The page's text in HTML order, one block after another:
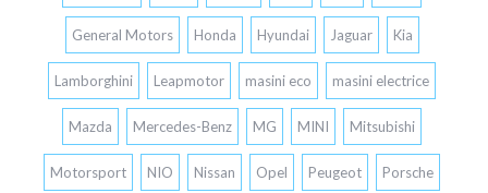
General Motors Honda Hyundai Jaguar Kia
Lamborghini Leapmotor masini eco masini electrice
Mazda Mercedes-Benz MG MINI Mitsubishi
Motorsport NIO Nissan Opel Peugeot Porsche